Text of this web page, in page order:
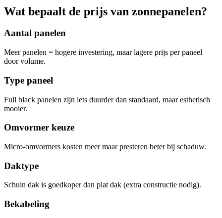
Wat bepaalt de prijs van zonnepanelen?
Aantal panelen
Meer panelen = hogere investering, maar lagere prijs per paneel
door volume.
Type paneel
Full black panelen zijn iets duurder dan standaard, maar esthetisch
mooier.
Omvormer keuze
Micro-omvormers kosten meer maar presteren beter bij schaduw.
Daktype
Schuin dak is goedkoper dan plat dak (extra constructie nodig).
Bekabeling